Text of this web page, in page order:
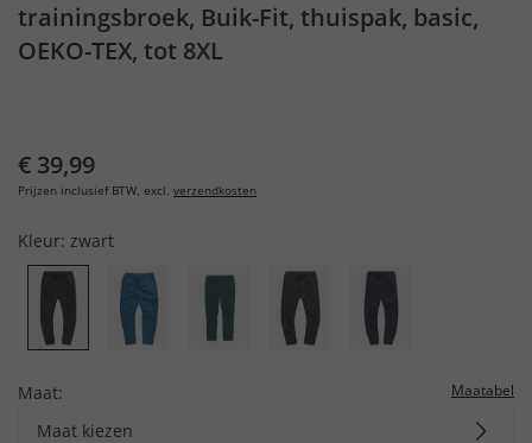
trainingsbroek, Buik-Fit, thuispak, basic,
OEKO-TEX, tot 8XL
€ 39,99
Prijzen inclusief BTW, excl. verzendkosten
Kleur: zwart
Maat: Maatabel
Maat kiezen